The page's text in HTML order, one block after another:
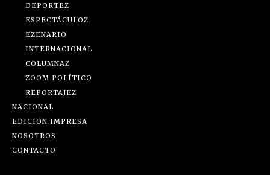
DEPORTEZ
ESPECTÁCULOZ
EZENARIO
INTERNACIONAL
COLUMNAZ
ZOOM POLÍTICO
REPORTAJEZ
NACIONAL
EDICIÓN IMPRESA
NOSOTROS
CONTACTO